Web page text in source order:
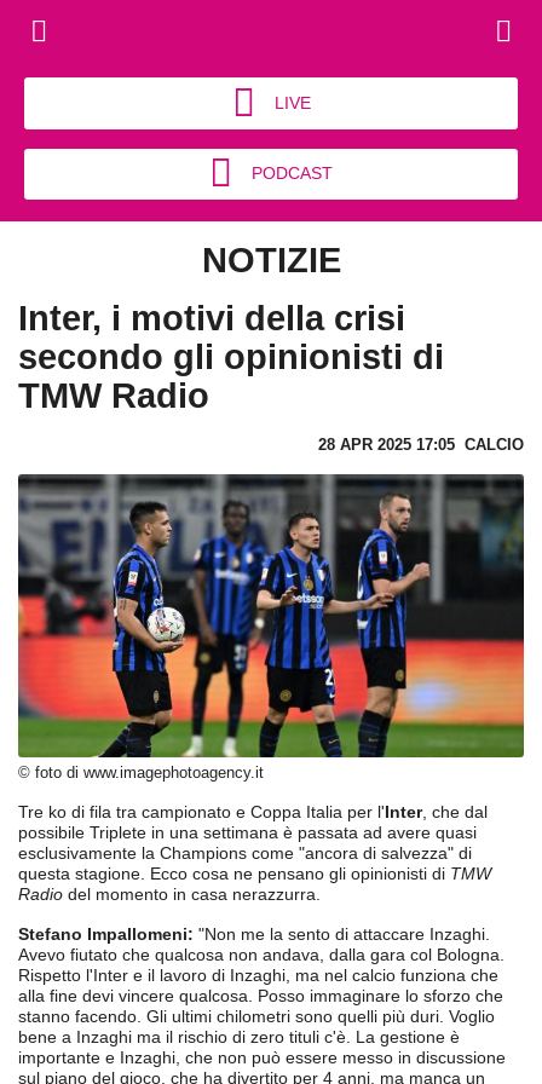
LIVE
PODCAST
NOTIZIE
Inter, i motivi della crisi
secondo gli opinionisti di
TMW Radio
28 APR 2025 17:05 CALCIO
© foto di www.imagephotoagency.it
Tre ko di fila tra campionato e Coppa Italia per l'Inter, che dal
possibile Triplete in una settimana è passata ad avere quasi
esclusivamente la Champions come "ancora di salvezza" di
questa stagione. Ecco cosa ne pensano gli opinionisti di TMW
Radio del momento in casa nerazzurra.
Stefano Impallomeni: "Non me la sento di attaccare Inzaghi.
Avevo fiutato che qualcosa non andava, dalla gara col Bologna.
Rispetto l'Inter e il lavoro di Inzaghi, ma nel calcio funziona che
alla fine devi vincere qualcosa. Posso immaginare lo sforzo che
stanno facendo. Gli ultimi chilometri sono quelli più duri. Voglio
bene a Inzaghi ma il rischio di zero tituli c'è. La gestione è
importante e Inzaghi, che non può essere messo in discussione
sul piano del gioco, che ha divertito per 4 anni, ma manca un